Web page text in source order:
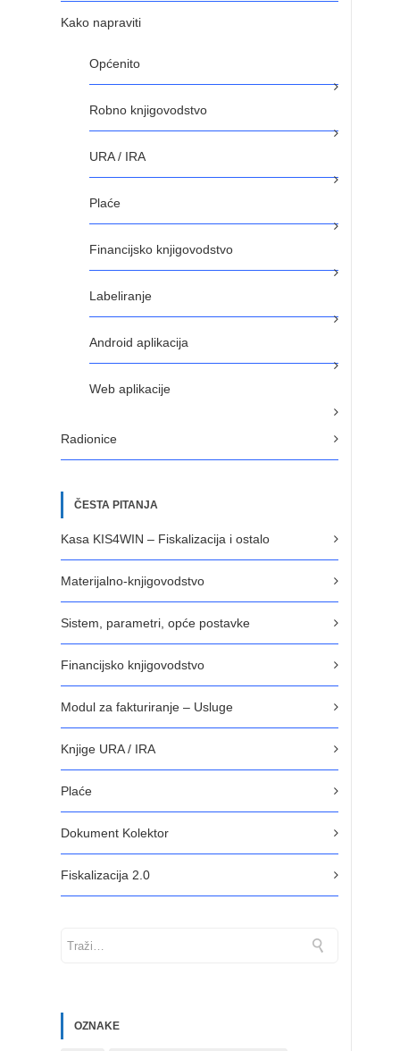
Kako napraviti
Općenito
Robno knjigovodstvo
URA / IRA
Plaće
Financijsko knjigovodstvo
Labeliranje
Android aplikacija
Web aplikacije
Radionice
ČESTA PITANJA
Kasa KIS4WIN – Fiskalizacija i ostalo
Materijalno-knjigovodstvo
Sistem, parametri, opće postavke
Financijsko knjigovodstvo
Modul za fakturiranje – Usluge
Knjige URA / IRA
Plaće
Dokument Kolektor
Fiskalizacija 2.0
OZNAKE